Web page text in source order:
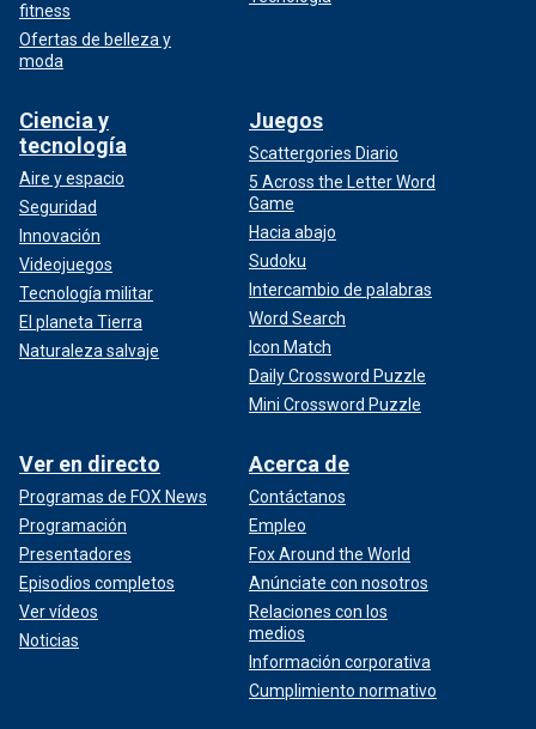
fitness
Ofertas de belleza y
moda
Ciencia y
tecnología
Aire y espacio
Seguridad
Innovación
Videojuegos
Tecnología militar
El planeta Tierra
Naturaleza salvaje
Juegos
Scattergories Diario
5 Across the Letter Word
Game
Hacia abajo
Sudoku
Intercambio de palabras
Word Search
Icon Match
Daily Crossword Puzzle
Mini Crossword Puzzle
Ver en directo
Programas de FOX News
Programación
Presentadores
Episodios completos
Ver vídeos
Noticias
Acerca de
Contáctanos
Empleo
Fox Around the World
Anúnciate con nosotros
Relaciones con los
medios
Información corporativa
Cumplimiento normativo